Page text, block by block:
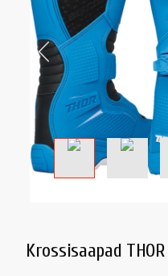
Krossisaapad